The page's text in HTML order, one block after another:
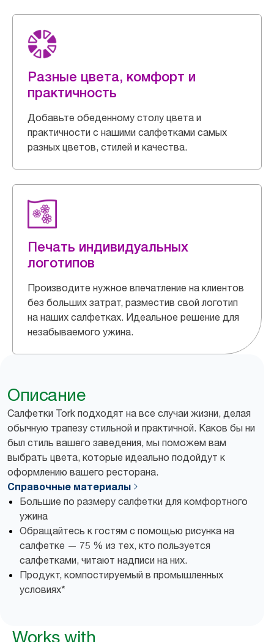
Разные цвета, комфорт и
практичность
Добавьте обеденному столу цвета и
практичности с нашими салфетками самых
разных цветов, стилей и качества.
Печать индивидуальных
логотипов
Производите нужное впечатление на клиентов
без больших затрат, разместив свой логотип
на наших салфетках. Идеальное решение для
незабываемого ужина.
Описание
Салфетки Tork подходят на все случаи жизни, делая
обычную трапезу стильной и практичной. Каков бы ни
был стиль вашего заведения, мы поможем вам
выбрать цвета, которые идеально подойдут к
оформлению вашего ресторана.
Справочные материалы
Большие по размеру салфетки для комфортного
ужина
Обращайтесь к гостям с помощью рисунка на
салфетке — 75 % из тех, кто пользуется
салфетками, читают надписи на них.
Продукт, компостируемый в промышленных
условиях*
Works with